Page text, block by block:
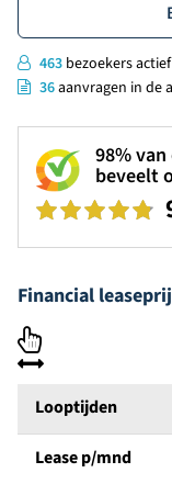
463 bezoekers
36aanvragen in de
98%van
beveelt
Financial
Looptijden
Lease p/mnd